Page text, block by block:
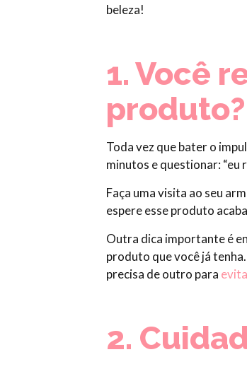
beleza!
1. Você
produto?
Toda vez que bater o
minutos e questionar: “eu
Faça uma visita ao seu
espere esse produto
Outra dica importante é
produto que você já
precisa de outro para
2.